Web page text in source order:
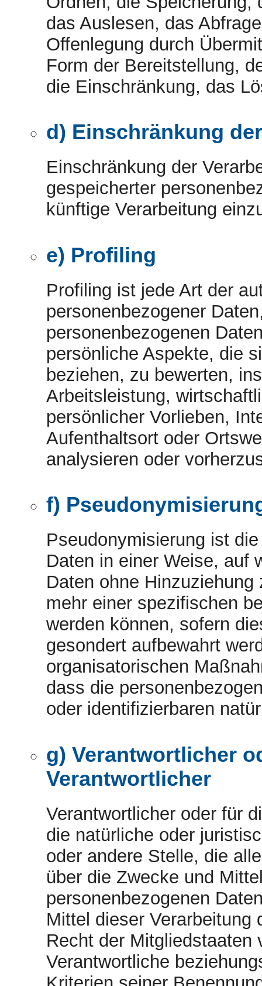
das Auslesen, das
Offenlegung durch
Form der Bereitstellung,
die Einschränkung, das
d) Einschränkung
Einschränkung der
gespeicherter
künftige Verarbeitung
e) Profiling
Profiling ist jede Art der
personenbezogener
personenbezogenen
persönliche Aspekte, die
beziehen, zu bewerten,
Arbeitsleistung,
persönlicher Vorlieben,
Aufenthaltsort oder
analysieren oder
f)
Pseudonymisierung ist
Daten in einer Weise, auf
Daten ohne
mehr einer spezifischen
werden können, sofern
gesondert aufbewahrt
organisatorischen
dass die
oder identifizierbaren
g) Verantwortlicher
Verantwortlicher
Verantwortlicher oder für
die natürliche oder
oder andere Stelle, die
über die Zwecke und
personenbezogenen
Mittel dieser Verarbeitung
Recht der Mitgliedstaaten
Verantwortliche